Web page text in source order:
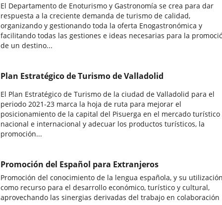
El Departamento de Enoturismo y Gastronomía se crea para dar
respuesta a la creciente demanda de turismo de calidad,
organizando y gestionando toda la oferta Enogastronómica y
facilitando todas las gestiones e ideas necesarias para la
de un destino...
Plan Estratégico de Turismo de Valladolid
El Plan Estratégico de Turismo de la ciudad de Valladolid para el
periodo 2021-23 marca la hoja de ruta para mejorar el
posicionamiento de la capital del Pisuerga en el mercado turístico
nacional e internacional y adecuar los productos turísticos, la
promoción...
Promoción del Español para Extranjeros
Promoción del conocimiento de la lengua española, y su
como recurso para el desarrollo económico, turístico y cultural,
aprovechando las sinergias derivadas del trabajo en colaboración